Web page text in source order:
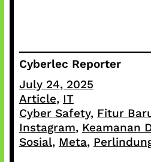
Cyberlec Reporter
July 24, 2025
Article, IT
Cyber Safety, Fitur
Instagram, Keamanan
Sosial, Meta,